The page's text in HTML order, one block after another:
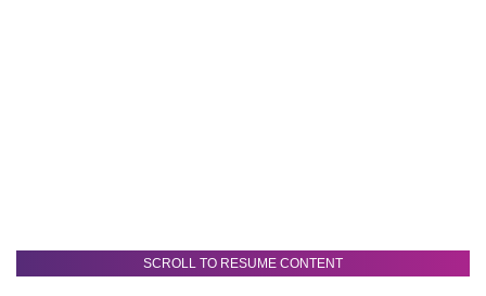
SCROLL TO RESUME CONTENT